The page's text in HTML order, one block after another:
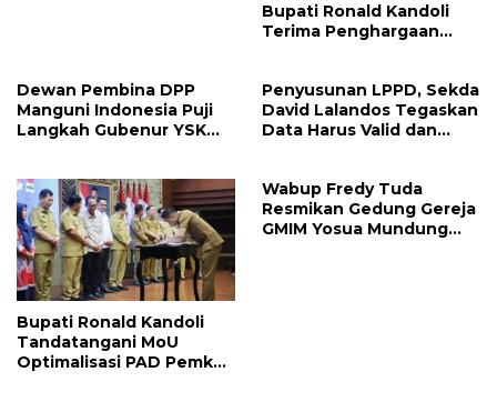
Bupati Ronald Kandoli
Terima Penghargaan
Dewan Pembina DPP
Manguni Indonesia Puji
Langkah Gubenur YSK
Penyusunan LPPD, Sekda
David Lalandos Tegaskan
Data Harus Valid dan
Bupati Ronald Kandoli
Tandatangani MoU
Optimalisasi PAD Pemkab
Wabup Fredy Tuda
Resmikan Gedung Gereja
GMIM Yosua Mundung